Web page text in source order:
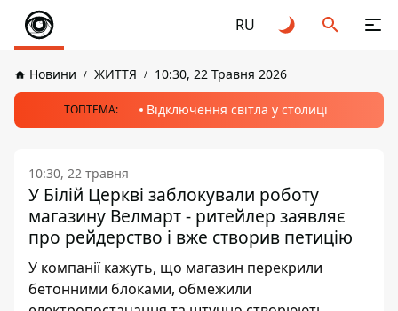
RU
Новини ЖИТТЯ 10:30, 22 Травня 2026
ТОПТЕМА: Відключення світла у столиці
10:30, 22 травня
У Білій Церкві заблокували роботу
магазину Велмарт - ритейлер заявляє
про рейдерство і вже створив петицію
У компанії кажуть, що магазин перекрили
бетонними блоками, обмежили